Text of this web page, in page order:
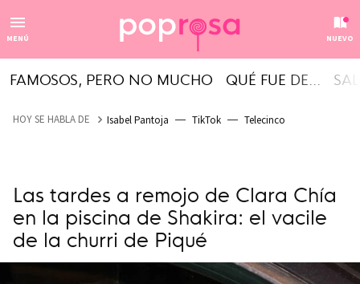
MENÚ NUEVO
FAMOSOS, PERO NO MUCHO QUÉ FUE DE...
HOY SE HABLA DE Isabel Pantoja TikTok Telecinco
Las tardes a remojo de Clara Chía
en la piscina de Shakira: el vacile
de la churri de Piqué